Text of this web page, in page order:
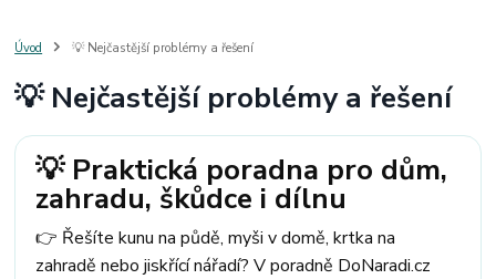
past na kunu
myši v domě odpuzovač myší
štěnice
štěnice v hotelu jak se zbavit kuny
kuna ve střeše
mravenci a mšice
uhlíky do nářadí
uhlíky do nařadí
uhlíky do vysavače
uhlíky do pračky uhlíky do
uhlíky parkside
uhlíky ferm uhlíky makita
uhlíkové kartáče
kde sehnat uhlíky
kde koupit uhlíky
Úvod 💡 Nejčastější problémy a řešení
💡 Nejčastější problémy a řešení
💡 Praktická poradna pro dům,
zahradu, škůdce i dílnu
👉 Řešíte kunu na půdě, myši v domě, krtka na
zahradě nebo jiskřící nářadí? V poradně DoNaradi.cz